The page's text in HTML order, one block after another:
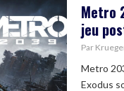
Metro
jeu
Par
Metro
Exodus